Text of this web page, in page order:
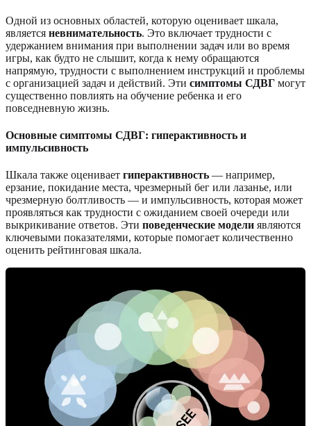
Одной из основных областей, которую оценивает шкала,
является невнимательность. Это включает трудности с
удержанием внимания при выполнении задач или во время
игры, как будто не слышит, когда к нему обращаются
напрямую, трудности с выполнением инструкций и проблемы
с организацией задач и действий. Эти симптомы СДВГ могут
существенно повлиять на обучение ребенка и его
повседневную жизнь.
Основные симптомы СДВГ: гиперактивность и
импульсивность
Шкала также оценивает гиперактивность — например,
ерзание, покидание места, чрезмерный бег или лазанье, или
чрезмерную болтливость — и импульсивность, которая может
проявляться как трудности с ожиданием своей очереди или
выкрикивание ответов. Эти поведенческие модели являются
ключевыми показателями, которые помогает количественно
оценить рейтинговая шкала.